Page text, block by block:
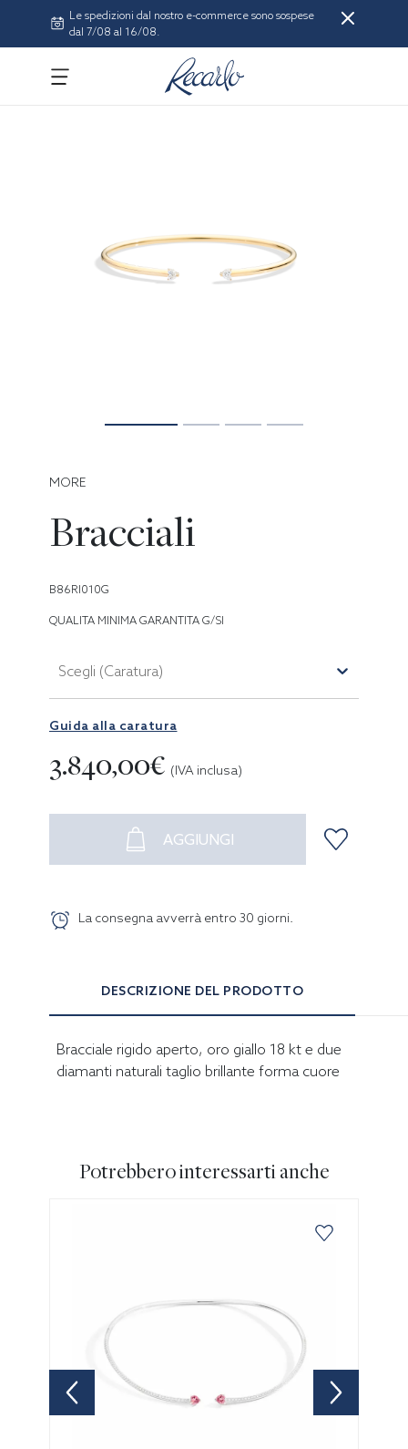
Le spedizioni dal nostro e-commerce sono sospese
dal 7/08 al 16/08.
MORE
Bracciali
B86RI010G
QUALITA MINIMA GARANTITA G/SI
Scegli (Caratura)
Guida alla caratura
3.840,00€ (IVA inclusa)
AGGIUNGI
La consegna avverrà entro 30 giorni.
DESCRIZIONE DEL PRODOTTO
Bracciale rigido aperto, oro giallo 18 kt e due
diamanti naturali taglio brillante forma cuore
Potrebbero interessarti anche